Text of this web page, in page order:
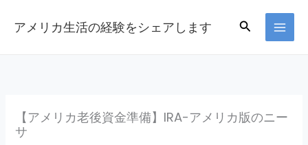
アメリカ生活の経験をシェアします Search
【アメリカ老後資金準備】IRA-アメリカ版のニー
サ